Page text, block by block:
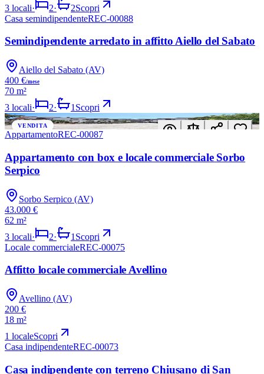
3 locali· 2· 2Scopri
Casa semindipendenteREC-00088
Semindipendente arredato in affitto Aiello del Sabato
Aiello del Sabato (AV)
400 €/mese
70 m²
3 locali· 2· 1 Scopri
VENDITA
In evidenza
AppartamentoREC-00087
Appartamento con box e locale commerciale Sorbo
Serpico
Sorbo Serpico (AV)
43.000 €
62 m²
3 locali· 2· 1 Scopri
Locale commercialeREC-00075
Affitto locale commerciale Avellino
Avellino (AV)
200 €
18 m²
1 localeScopri
Casa indipendenteREC-00073
Casa indipendente con terreno Chiusano di San